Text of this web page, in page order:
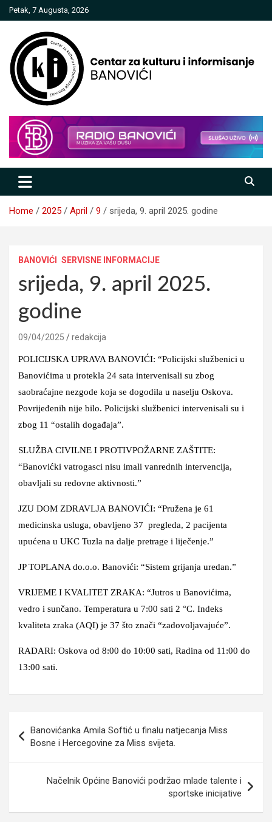
Skip
to
Petak, 7 Augusta, 2026
Centar za kulturu i informisanje
Banovići
Home 2025 April 9 srijeda, 9. april 2025. godine
BANOVIĆI SERVISNE INFORMACIJE
srijeda, 9. april 2025.
godine
09/04/2025 redakcija
POLICIJSKA UPRAVA BANOVIĆI: “Policijski službenici u
Banovićima u protekla 24 sata intervenisali su zbog
saobraćajne nezgode koja se dogodila u naselju Oskova.
Povrijeđenih nije bilo. Policijski službenici intervenisali su i
zbog 11 “ostalih događaja”.
SLUŽBA CIVILNE I PROTIVPOŽARNE ZAŠTITE:
“Banovićki vatrogasci nisu imali vanrednih intervencija,
obavljali su redovne aktivnosti.”
JZU DOM ZDRAVLJA BANOVIĆI: “Pružena je 61
medicinska usluga, obavljeno 37 pregleda, 2 pacijenta
upućena u UKC Tuzla na dalje pretrage i liječenje.”
JP TOPLANA do.o.o. Banovići: “Sistem grijanja uredan.”
VRIJEME I KVALITET ZRAKA: “Jutros u Banovićima,
vedro i sunčano. Temperatura u 7:00 sati 2 °C. Indeks
kvaliteta zraka (AQI) je 37 što znači “zadovoljavajuće”.
RADARI: Oskova od 8:00 do 10:00 sati, Radina od 11:00 do
13:00 sati.
članaka
Banovićanka Amila Softić u finalu natjecanja Miss
Bosne i Hercegovine za Miss svijeta.
Načelnik Općine Banovići podržao mlade talente i
sportske inicijative